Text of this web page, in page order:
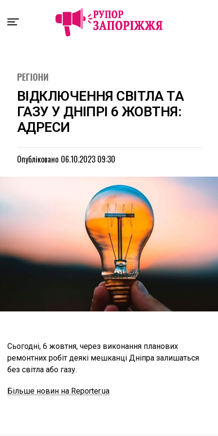
РЕГІОНИ
ВІДКЛЮЧЕННЯ СВІТЛА ТА
ГАЗУ У ДНІПРІ 6 ЖОВТНЯ:
АДРЕСИ
Опубліковано 06.10.2023 09:30
Сьогодні, 6 жовтня, через виконання планових
ремонтних робіт деякі мешканці Дніпра залишаться
без світла або газу.
Більше новин на Reporter.ua
Exit mobile version